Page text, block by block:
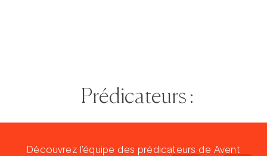
Prédicateurs :
Découvrez l'équipe des prédicateurs de Avent